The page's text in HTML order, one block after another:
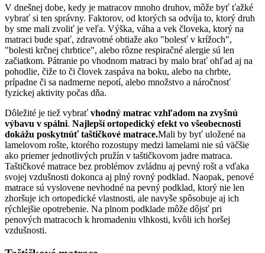
V dnešnej dobe, kedy je matracov mnoho druhov, môže byť ťažké
vybrať si ten správny. Faktorov, od ktorých sa odvíja to, ktorý druh
by sme mali zvoliť je veľa. Výška, váha a vek človeka, ktorý na
matraci bude spať, zdravotné obtiaže ako "bolesť v krížoch",
"bolesti krčnej chrbtice", alebo rôzne respiračné alergie sú len
začiatkom. Pátranie po vhodnom matraci by malo brať ohľad aj na
pohodlie, čiže to či človek zaspáva na boku, alebo na chrbte,
prípadne či sa nadmerne nepotí, alebo množstvo a náročnosť
fyzickej aktivity počas dňa.
Dôležité je tiež vybrať vhodný matrac vzhľadom na zvyšnú
výbavu v spálni. Najlepší ortopedický efekt vo všeobecnosti
dokážu poskytnúť taštičkové matrace.Mali by byť uložené na
lamelovom rošte, ktorého rozostupy medzi lamelami nie sú väčšie
ako priemer jednotlivých pružín v taštičkovom jadre matraca.
Taštičkové matrace bez problémov zvládnu aj pevný rošt a vďaka
svojej vzdušnosti dokonca aj plný rovný podklad. Naopak, penové
matrace sú vyslovene nevhodné na pevný podklad, ktorý nie len
zhoršuje ich ortopedické vlastnosti, ale navyše spôsobuje aj ich
rýchlejšie opotrebenie. Na plnom podklade môže dôjsť pri
penových matracoch k hromadeniu vlhkosti, kvôli ich horšej
vzdušnosti.